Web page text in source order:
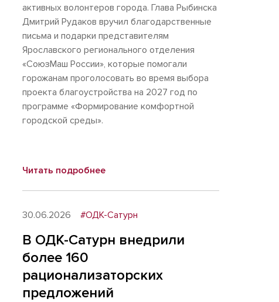
активных волонтеров города. Глава Рыбинска
Дмитрий Рудаков вручил благодарственные
письма и подарки представителям
Ярославского регионального отделения
«СоюзМаш России», которые помогали
горожанам проголосовать во время выбора
проекта благоустройства на 2027 год по
программе «Формирование комфортной
городской среды».
Читать подробнее
30.06.2026 #ОДК-Сатурн
В ОДК-Сатурн внедрили
более 160
рационализаторских
предложений